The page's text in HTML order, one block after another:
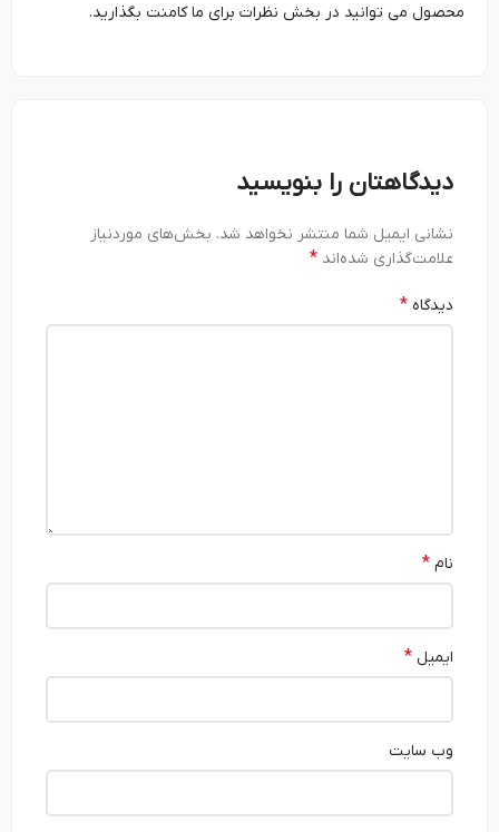
محصول می توانید در بخش نظرات برای ما کامنت بگذارید.
دیدگاهتان را بنویسید
نشانی ایمیل شما منتشر نخواهد شد. بخش‌های موردنیاز
علامت‌گذاری شده‌اند*
دیدگاه*
ایمیل*
وب‌ سایت